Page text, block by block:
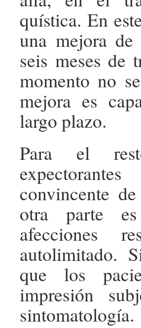
quística. En
una mejora
seis meses de
momento no
mejora es
largo plazo.
Para el
convincente
otra parte
afecciones
autolimitado.
que los
impresión
sintomatología.